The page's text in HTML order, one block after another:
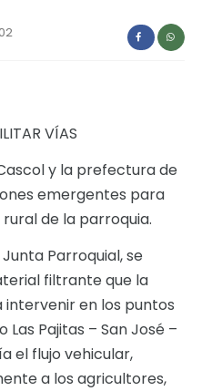
Territorial -
- PAC
Y REPORTES
y balances
VÍAS
y la prefectura de
emergentes para
de la parroquia.
Parroquial, se
filtrante que la
en los puntos
Pajitas – San José –
el flujo vehicular,
a los agricultores,